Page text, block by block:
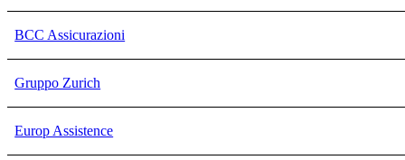
BCC Assicurazioni
Gruppo Zurich
Europ Assistence